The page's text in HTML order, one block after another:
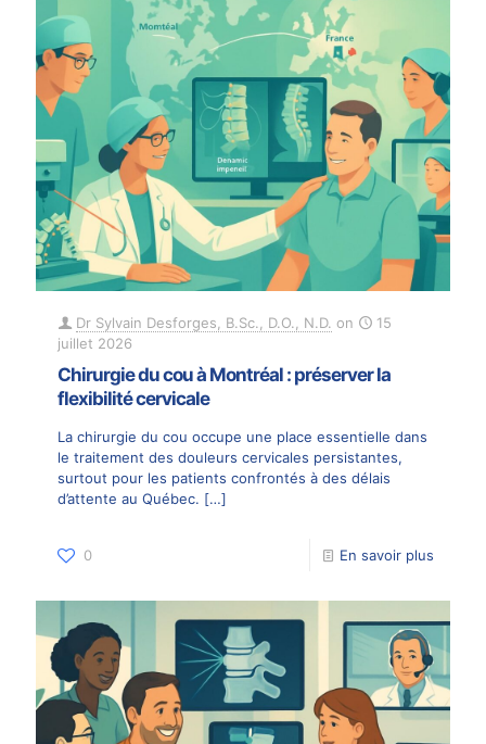
Dr Sylvain Desforges, B.Sc., D.O., N.D. on
15
juillet 2026
Chirurgie du cou à Montréal : préserver la
flexibilité cervicale
La chirurgie du cou occupe une place essentielle dans
le traitement des douleurs cervicales persistantes,
surtout pour les patients confrontés à des délais
d’attente au Québec. […]
0 En savoir plus